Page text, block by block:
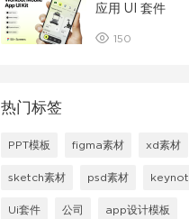
应用 UI 套件
150
热门标签
PPT模板 figma素材 xd素材
sketch素材 psd素材
Ui套件 公司 app设计模板